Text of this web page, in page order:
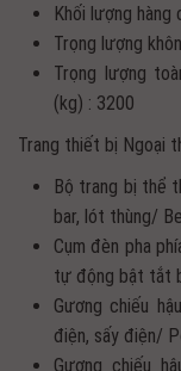
Khối lượng
Trọng lượng
Trọng lượng
(kg) : 3200
Trang thiết bị Ngoại
Bộ trang bị thể
bar, lót thùng/
Cụm đèn pha
tự động bật tắt
Gương chiếu
điện, sấy điện/
Gương chiếu